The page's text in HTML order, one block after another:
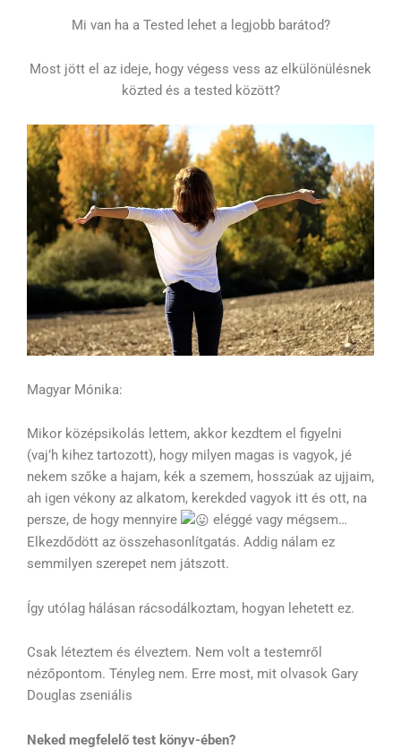
Mi van ha a Tested lehet a legjobb barátod?
Most jött el az ideje, hogy végess vess az elkülönülésnek
közted és a tested között?
Magyar Mónika:
Mikor középsikolás lettem, akkor kezdtem el figyelni
(vaj’h kihez tartozott), hogy milyen magas is vagyok, jé
nekem szőke a hajam, kék a szemem, hosszúak az ujjaim,
ah igen vékony az alkatom, kerekded vagyok itt és ott, na
persze, de hogy mennyire
eléggé vagy mégsem…
Elkezdődött az összehasonlítgatás. Addig nálam ez
semmilyen szerepet nem játszott.
Így utólag hálásan rácsodálkoztam, hogyan lehetett ez.
Csak léteztem és élveztem. Nem volt a testemről
nézőpontom. Tényleg nem. Erre most, mit olvasok Gary
Douglas zseniális
Neked megfelelő test könyv-ében?